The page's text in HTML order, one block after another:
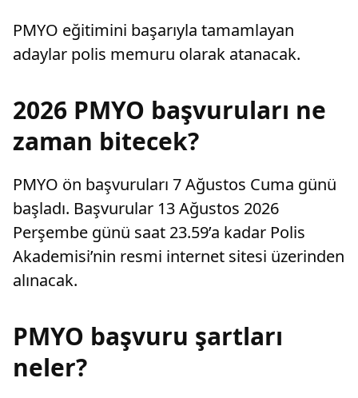
PMYO eğitimini başarıyla tamamlayan
adaylar polis memuru olarak atanacak.
2026 PMYO başvuruları ne
zaman bitecek?
PMYO ön başvuruları 7 Ağustos Cuma günü
başladı. Başvurular 13 Ağustos 2026
Perşembe günü saat 23.59’a kadar Polis
Akademisi’nin resmi internet sitesi üzerinden
alınacak.
PMYO başvuru şartları
neler?